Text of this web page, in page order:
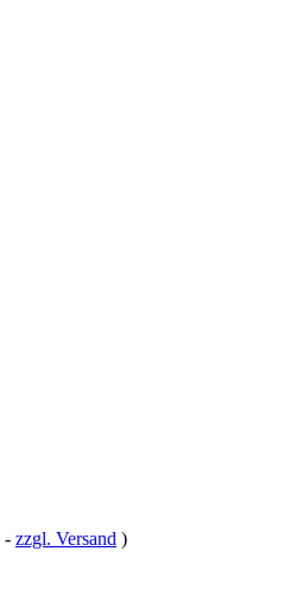
- zzgl. Versand )